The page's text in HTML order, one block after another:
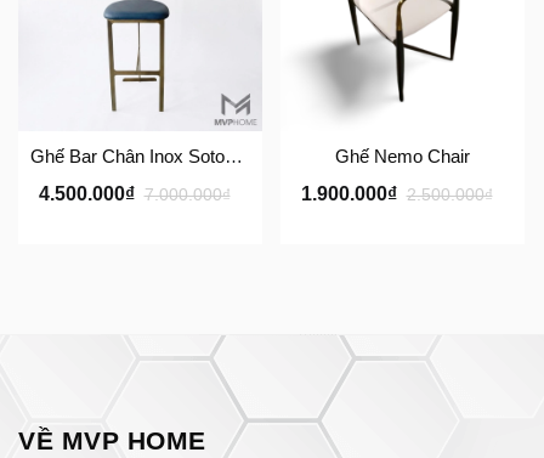
Ghế Bar Chân Inox Sotogrande TG-309
4.500.000₫7.000.000₫
Ghế Nemo Chair
1.900.000₫2.500.000₫
VỀ MVP HOME